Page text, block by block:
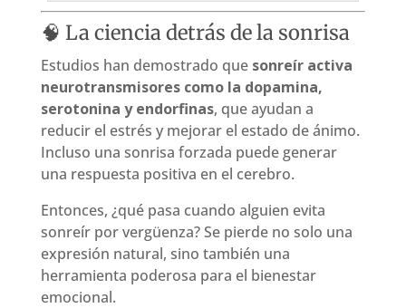
🧠 La ciencia detrás de la sonrisa
Estudios han demostrado que sonreír activa
neurotransmisores como la dopamina,
serotonina y endorfinas, que ayudan a
reducir el estrés y mejorar el estado de ánimo.
Incluso una sonrisa forzada puede generar
una respuesta positiva en el cerebro.
Entonces, ¿qué pasa cuando alguien evita
sonreír por vergüenza? Se pierde no solo una
expresión natural, sino también una
herramienta poderosa para el bienestar
emocional.